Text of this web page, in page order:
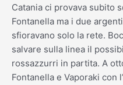
Catania ci provava subito
Fontanella ma i due
sfioravano solo la rete.
salvare sulla linea il
rossazzurri in partita. A
Fontanella e Vaporaki con